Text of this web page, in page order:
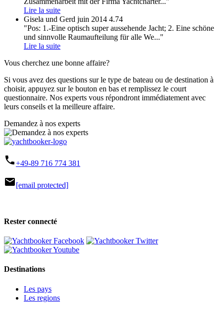
Lire la suite
Gisela und Gerd juin 2014 4.74
"Pos: 1.-Eine optisch super aussehende Jacht; 2. Eine schöne
und sinnvolle Raumaufteilung für alle We..."
Lire la suite
Vous cherchez une bonne affaire?
Si vous avez des questions sur le type de bateau ou de destination à
choisir, appuyez sur le bouton en bas et remplissez le court
questionnaire. Nos experts vous répondront immédiatement avec
leurs conseils et la meilleure affaire.
Demandez à nos experts
phone+49-89 716 774 381
mail[email protected]
Rester connecté
Destinations
Les pays
Les regions